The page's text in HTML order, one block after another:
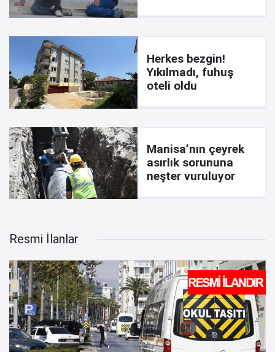
Herkes bezgin!
Yıkılmadı, fuhuş
oteli oldu
Manisa’nın çeyrek
asırlık sorununa
neşter vuruluyor
Resmi İlanlar